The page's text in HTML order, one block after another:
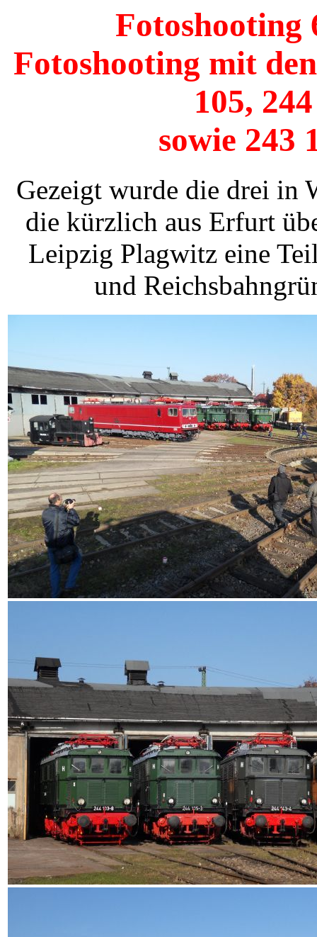
Fotoshooting
Fotoshooting mit
105,
sowie 243
Gezeigt wurde die drei in
die kürzlich aus Erfurt
Leipzig Plagwitz eine
und